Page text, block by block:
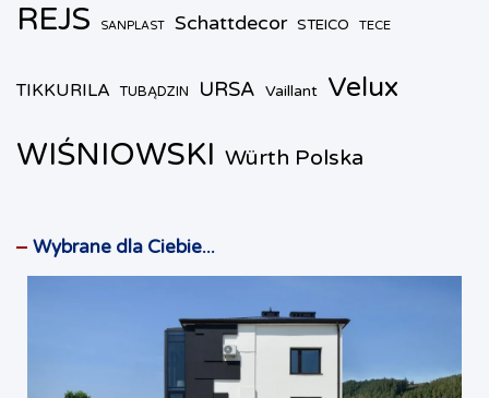
REJS SANPLAST Schattdecor STEICO TECE
TIKKURILA TUBĄDZIN URSA Vaillant Velux
WIŚNIOWSKI Würth Polska
Wybrane dla Ciebie...